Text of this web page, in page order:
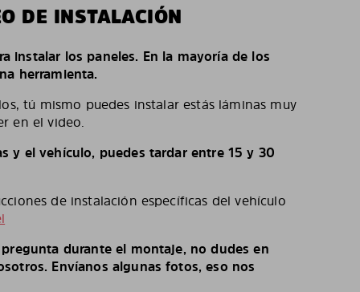
DE INSTALACIÓN
instalar los paneles. En la mayoría de los
herramienta.
tú mismo puedes instalar estás láminas muy
en el video.
y el vehículo, puedes tardar entre 15 y 30
de instalación específicas del vehículo
durante el montaje, no dudes en
Envíanos algunas fotos, eso nos